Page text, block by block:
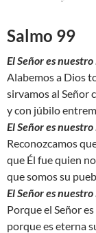
Salmo 99
El Señor es
Alabemos a Dios
sirvamos al Señor
y con júbilo
El Señor es
Reconozcamos
que Él fue quien
que somos su
El Señor es
Porque el Señor
porque es eterna